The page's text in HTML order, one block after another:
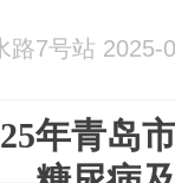
路7号站 2025-
年青岛